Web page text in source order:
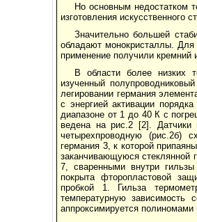
Но основным недостатком
изготовления искусственного
Значительно большей
обладают монокристаллы. Для
примене­ние получили
В области более низких
изученный
легировании герма­ния
с энергией активации
диапазоне от 1 до 40 К с
ведена на рис.2 [2]. Датчики
четырехпроводную (рис.2б)
германия 3, к которой
заканчивающуюся стеклянной
7, сваренными внутри
покрыта фторопластовой
пробкой 1. Гильза
температурную зависимость
аппроксимируется полиномами